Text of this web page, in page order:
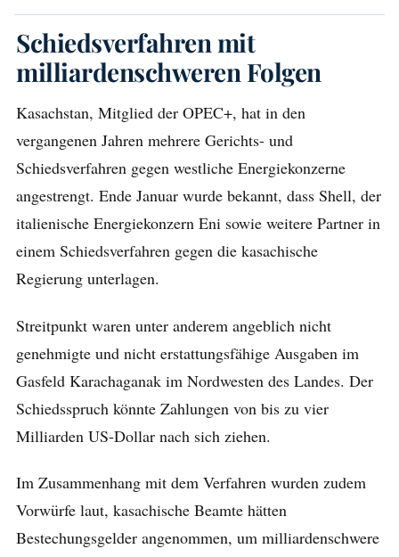
Schiedsverfahren mit
milliardenschweren Folgen
Kasachstan, Mitglied der OPEC+, hat in den
vergangenen Jahren mehrere Gerichts- und
Schiedsverfahren gegen westliche Energiekonzerne
angestrengt. Ende Januar wurde bekannt, dass Shell, der
italienische Energiekonzern Eni sowie weitere Partner in
einem Schiedsverfahren gegen die kasachische
Regierung unterlagen.
Streitpunkt waren unter anderem angeblich nicht
genehmigte und nicht erstattungsfähige Ausgaben im
Gasfeld Karachaganak im Nordwesten des Landes. Der
Schiedsspruch könnte Zahlungen von bis zu vier
Milliarden US-Dollar nach sich ziehen.
Im Zusammenhang mit dem Verfahren wurden zudem
Vorwürfe laut, kasachische Beamte hätten
Bestechungsgelder angenommen, um milliardenschwere